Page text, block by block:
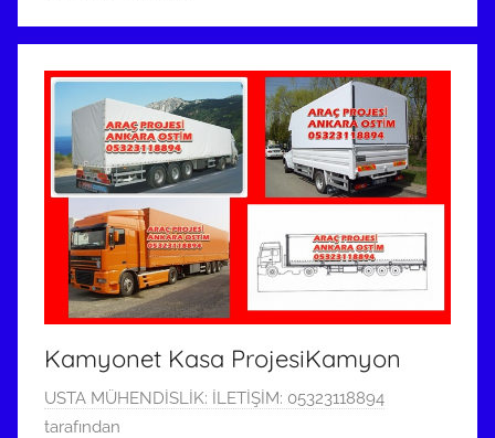
Kamyonet Kasa ProjesiKamyon
5
K
USTA MÜHENDİSLİK: İLETİŞİM: 05323118894
tarafından